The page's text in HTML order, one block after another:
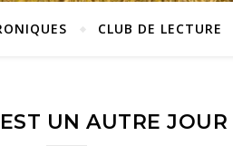
CLUB DE LECTURE
UN AUTRE JOUR